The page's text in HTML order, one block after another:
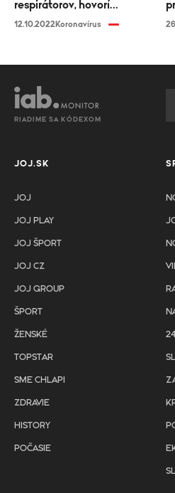
respirátorov, hovorí
infektológ Peter Sabaka
12.10.2022Koronavírus
RIADIME SA KÓDEXOM
JOJ.SK
JOJ
JOJ PLAY
JOJ ŠPORT
JOJ CZ
JOJ GROUP
ŠPORT
ŽENSKÉ
TOPSTAR
SME CHLAPI
ZDRAVIE
HISTORY
POČASIE